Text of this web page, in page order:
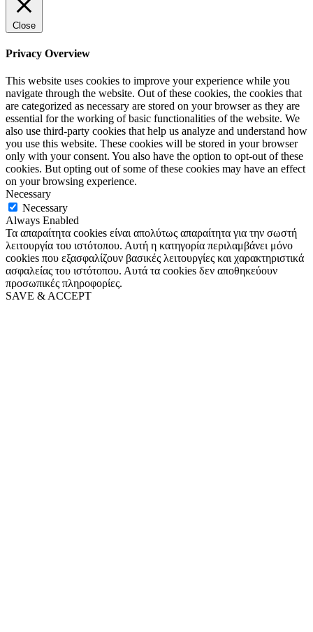
Close
Privacy Overview
This website uses cookies to improve your experience while you
navigate through the website. Out of these cookies, the cookies that
are categorized as necessary are stored on your browser as they are
essential for the working of basic functionalities of the website. We
also use third-party cookies that help us analyze and understand how
you use this website. These cookies will be stored in your browser
only with your consent. You also have the option to opt-out of these
cookies. But opting out of some of these cookies may have an effect
on your browsing experience.
Necessary
Necessary
Always Enabled
Τα απαραίτητα cookies είναι απολύτως απαραίτητα για την σωστή
λειτουργία του ιστότοπου. Αυτή η κατηγορία περιλαμβάνει μόνο
cookies που εξασφαλίζουν βασικές λειτουργίες και χαρακτηριστικά
ασφαλείας του ιστότοπου. Αυτά τα cookies δεν αποθηκεύουν
προσωπικές πληροφορίες.
SAVE & ACCEPT